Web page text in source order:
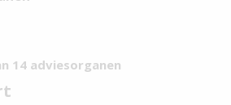
14 adviesorganen